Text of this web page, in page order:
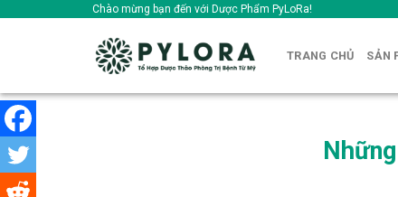
Chào mừng bạn đến với Dược Phẩm PyLoRa!
TRANG CHỦ SẢN